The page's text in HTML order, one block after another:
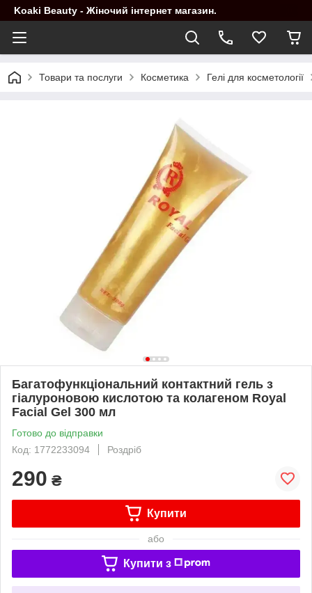
Koaki Beauty - Жіночий інтернет магазин.
Товари та послуги Косметика Гелі для косметології
Багатофункціональний контактний гель з
гіалуроновою кислотою та колагеном Royal
Facial Gel 300 мл
Готово до відправки
Код: 1772233094
Роздріб
290 ₴
Купити
або
Купити з